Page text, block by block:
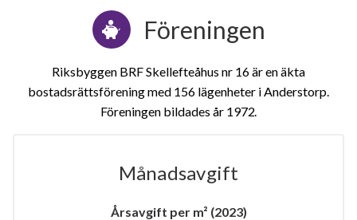
Föreningen
Riksbyggen BRF Skellefteåhus nr 16 är en äkta
bostadsrättsförening med 156 lägenheter i Anderstorp.
Föreningen bildades år 1972
Månadsavgift
Årsavgift per m² (2023)